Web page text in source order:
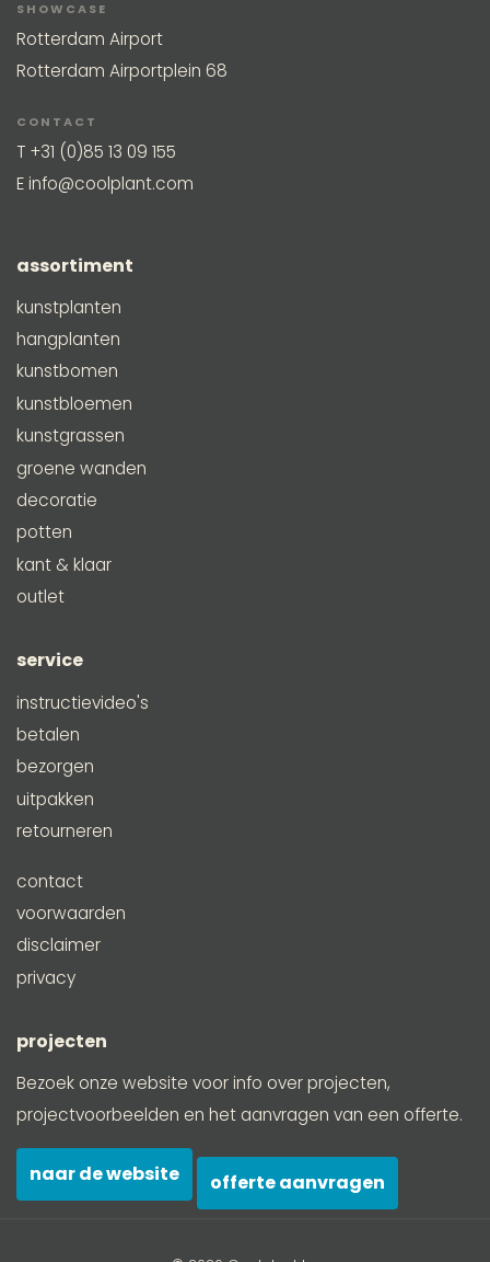
SHOWCASE
Rotterdam Airport
Rotterdam Airportplein 68
CONTACT
T +31 (0)85 13 09 155
Einfo@coolplant.com
assortiment
kunstplanten
hangplanten
kunstbomen
kunstbloemen
kunstgrassen
groene wanden
decoratie
potten
kant & klaar
outlet
service
instructievideo's
betalen
bezorgen
uitpakken
retourneren
contact
voorwaarden
disclaimer
privacy
projecten
Bezoek onze website voor info over projecten,
projectvoorbeelden en het aanvragen van een offerte.
naar de website offerte aanvragen